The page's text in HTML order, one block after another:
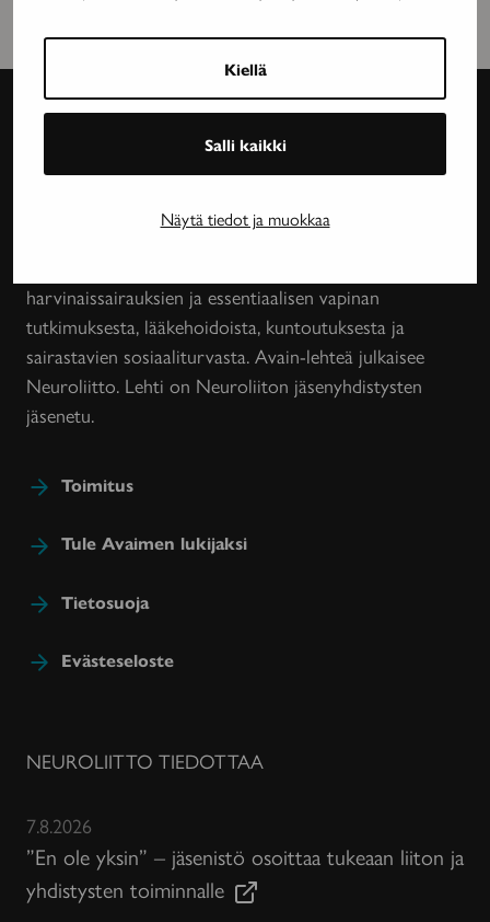
Kiellä
Salli kaikki
Näytä tiedot ja muokkaa
lehti
Neurologinen aikakauslehti Avain tarjoaa luotettavaa
harvinaissairauksien ja essentiaalisen vapinan
tutkimuksesta, lääkehoidoista, kuntoutuksesta ja
sairastavien sosiaaliturvasta. Avain-lehteä julkaisee
Neuroliitto. Lehti on Neuroliiton jäsenyhdistysten
jäsenetu.
Toimitus
Tule Avaimen lukijaksi
Tietosuoja
Evästeseloste
NEUROLIITTO TIEDOTTAA
7.8.2026
”En ole yksin” – jäsenistö osoittaa tukeaan liiton ja
yhdistysten toiminnalle